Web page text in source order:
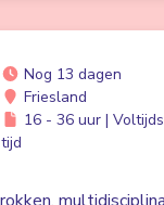
Nog 13 dagen
Friesland
16 - 36 uur |
tijd